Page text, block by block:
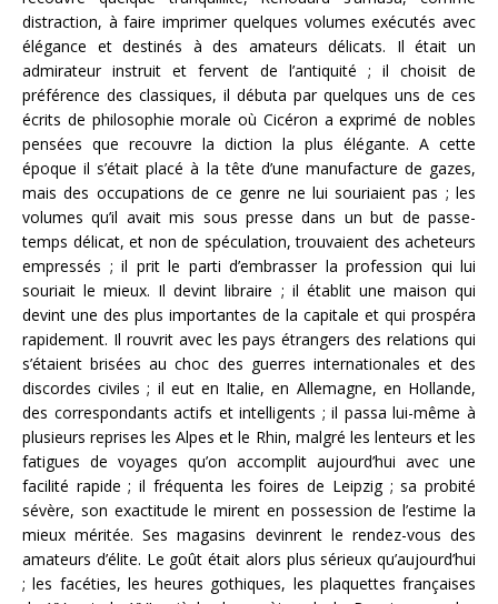
distraction, à faire imprimer quelques volumes exécutés avec
élégance et destinés à des amateurs délicats. Il était un
admirateur instruit et fervent de l’antiquité ; il choisit de
préférence des classiques, il débuta par quelques uns de ces
écrits de philosophie morale où Cicéron a exprimé de nobles
pensées que recouvre la diction la plus élégante. A cette
époque il s’était placé à la tête d’une manufacture de gazes,
mais des occupations de ce genre ne lui souriaient pas ; les
volumes qu’il avait mis sous presse dans un but de passe-
temps délicat, et non de spéculation, trouvaient des acheteurs
empressés ; il prit le parti d’embrasser la profession qui lui
souriait le mieux. Il devint libraire ; il établit une maison qui
devint une des plus importantes de la capitale et qui prospéra
rapidement. Il rouvrit avec les pays étrangers des relations qui
s’étaient brisées au choc des guerres internationales et des
discordes civiles ; il eut en Italie, en Allemagne, en Hollande,
des correspondants actifs et intelligents ; il passa lui-même à
plusieurs reprises les Alpes et le Rhin, malgré les lenteurs et les
fatigues de voyages qu’on accomplit aujourd’hui avec une
facilité rapide ; il fréquenta les foires de Leipzig ; sa probité
sévère, son exactitude le mirent en possession de l’estime la
mieux méritée. Ses magasins devinrent le rendez-vous des
amateurs d’élite. Le goût était alors plus sérieux qu’aujourd’hui
; les facéties, les heures gothiques, les plaquettes françaises